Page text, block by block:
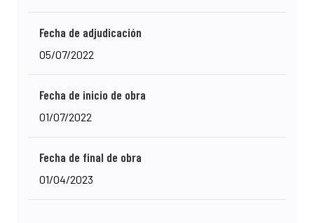
Fecha de adjudicación
05/07/2022
Fecha de inicio de obra
01/07/2022
Fecha de final de obra
01/04/2023